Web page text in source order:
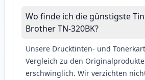
Wo finde ich die günstigste
Brother TN-320BK?
Unsere Drucktinten- und
Vergleich zu den
erschwinglich. Wir verzichten